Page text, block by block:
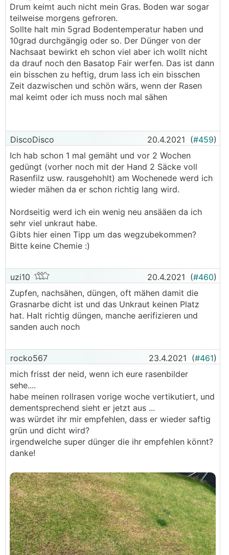
anders😜 .
Düngetemperatur - 150° - ist schon seit 26.03
erreicht ;)
Drum keimt auch nicht mein Gras. Boden war sogar
teilweise morgens gefroren.
Sollte halt min 5grad Bodentemperatur haben und
10grad durchgängig oder so. Der Dünger von der
Nachsaat bewirkt eh schon viel aber ich wollt nicht
da drauf noch den Basatop Fair werfen. Das ist dann
ein bisschen zu heftig, drum lass ich ein bisschen
Zeit dazwischen und schön wärs, wenn der Rasen
mal keimt oder ich muss noch mal sähen
DiscoDisco 20.4.2021 (#459)
Ich hab schon 1 mal gemäht und vor 2 Wochen
gedüngt (vorher noch mit der Hand 2 Säcke voll
Rasenfilz usw. rausgehohlt) am Wochenede werd ich
wieder mähen da er schon richtig lang wird.
Nordseitig werd ich ein wenig neu ansääen da ich
sehr viel unkraut habe.
Gibts hier einen Tipp um das wegzubekommen?
Bitte keine Chemie :)
uzi10 20.4.2021 (#460)
Zupfen, nachsähen, düngen, oft mähen damit die
Grasnarbe dicht ist und das Unkraut keinen Platz
hat. Halt richtig düngen, manche aerifizieren und
sanden auch noch
rocko567 23.4.2021 (#461)
mich frisst der neid, wenn ich eure rasenbilder
sehe....
habe meinen rollrasen vorige woche vertikutiert, und
dementsprechend sieht er jetzt aus ...
was würdet ihr mir empfehlen, dass er wieder saftig
grün und dicht wird?
irgendwelche super dünger die ihr empfehlen könnt?
danke!